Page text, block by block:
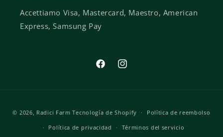
Accettiamo Visa, Mastercard, Maestro, American
Express, Samsung Pay
FacebookInstagram
de
pago
© 2026, Radici Farm Tecnología de Shopify
Política de reembolso
Política de privacidad
Términos del servicio